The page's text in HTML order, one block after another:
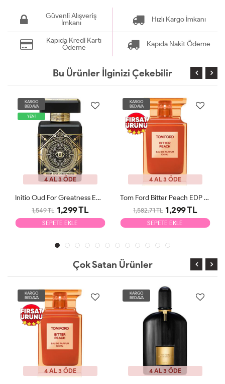
Güvenli Alışveriş
İmkanı
Hızlı Kargo İmkanı
Kapıda Kredi Kartı
Ödeme
Kapıda Nakit Ödeme
Bu Ürünler İlginizi Çekebilir
KARGO
BEDAVA
YENİ
4 AL 3 ÖDE
Initio Oud For Greatness EDP 90ml Unisex Parfüm Tester
1,549 TL 1,299 TL
SEPETE EKLE
KARGO
BEDAVA
4 AL 3 ÖDE
Tom Ford Bitter Peach EDP 100ml Unisex Parfüm Tester
1,582.71 TL 1,299 TL
SEPETE EKLE
Çok Satan Ürünler
KARGO
BEDAVA
4 AL 3 ÖDE
KARGO
BEDAVA
4 AL 3 ÖDE